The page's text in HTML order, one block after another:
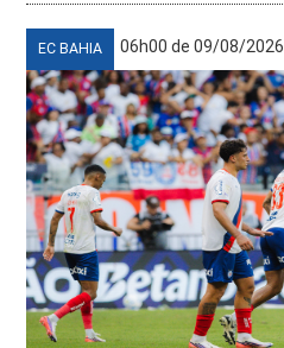
EC BAHIA 06h00 de 09/08/2026